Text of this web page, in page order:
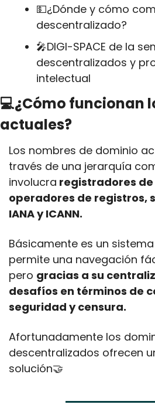
💵¿Dónde y cómo
descentralizado?
🎤DIGI-SPACE de la
descentralizados y
intelectual
💻¿Cómo funcionan
actuales?
Los nombres de dominio
través de una jerarquía
involucra registradores
operadores de registros,
IANA y ICANN.
Básicamente es un
permite una navegación
pero gracias a su
desafíos en términos de
seguridad y censura.
Afortunadamente los
descentralizados ofrecen
solución🤝